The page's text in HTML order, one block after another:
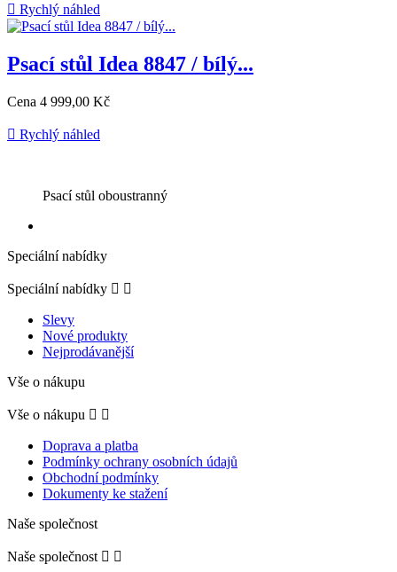
 Rychlý náhled
Psací stůl Idea 8847 / bílý...
Cena 4 999,00 Kč
 Rychlý náhled
Psací stůl oboustranný
Speciální nabídky
Speciální nabídky  
Slevy
Nové produkty
Nejprodávanější
Vše o nákupu
Vše o nákupu  
Doprava a platba
Podmínky ochrany osobních údajů
Obchodní podmínky
Dokumenty ke stažení
Naše společnost
Naše společnost  